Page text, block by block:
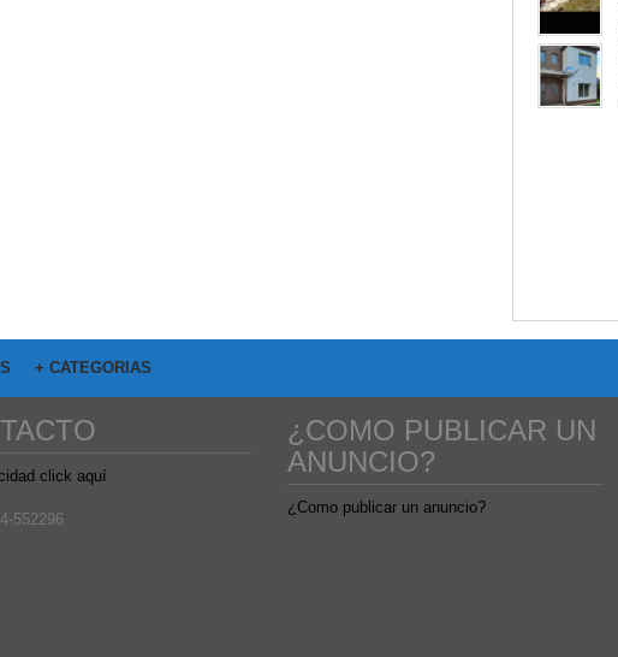
+ CATEGORIAS
click aquí
552296
¿COMO PUBLICAR UN
ANUNCIO?
¿Como publicar un anuncio?